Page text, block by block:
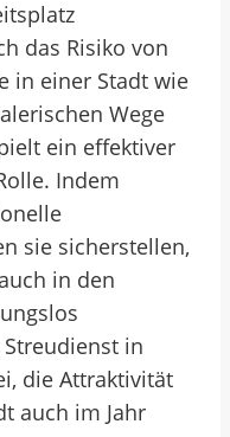
das Risiko von
in einer Stadt wie
Wege
ein effektiver
Indem
sie sicherstellen,
in den
in
die Attraktivität
auch im Jahr